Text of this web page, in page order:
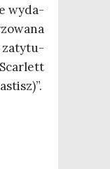
wyda­
zaty­tu­